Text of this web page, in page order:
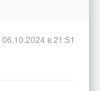
06.10.2024 в 21:51